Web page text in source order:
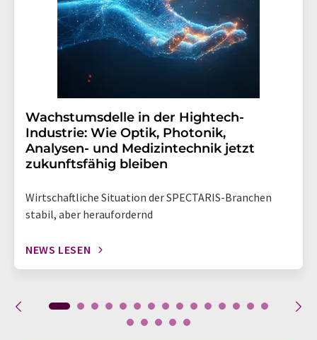
Wachstumsdelle in der Hightech-
Industrie: Wie Optik, Photonik,
Analysen- und Medizintechnik jetzt
zukunftsfähig bleiben
Wirtschaftliche Situation der SPECTARIS-Branchen
stabil, aber heraufordernd
NEWS LESEN